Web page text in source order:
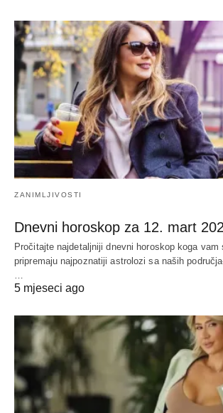
ZANIMLJIVOSTI
Dnevni horoskop za 12. mart
Pročitajte najdetaljniji dnevni horoskop koga vam
pripremaju najpoznatiji astrolozi sa naših
5 mjeseci ago